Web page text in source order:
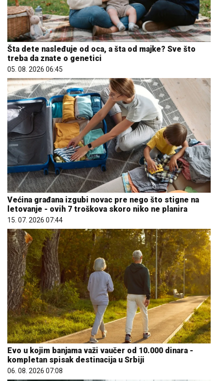
Šta dete nasleđuje od oca, a šta od majke? Sve što
treba da znate o genetici
05. 08. 2026 06:45
Većina građana izgubi novac pre nego što stigne na
letovanje - ovih 7 troškova skoro niko ne planira
15. 07. 2026 07:44
Evo u kojim banjama važi vaučer od 10.000 dinara -
kompletan spisak destinacija u Srbiji
06. 08. 2026 07:08